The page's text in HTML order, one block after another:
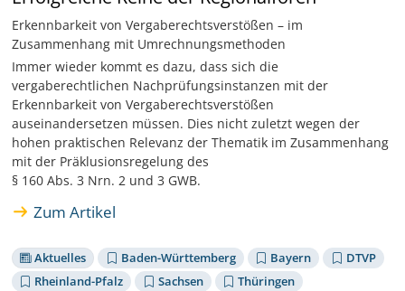
Erkennbarkeit von Vergaberechtsverstößen – im
Zusammenhang mit Umrechnungsmethoden
Immer wieder kommt es dazu, dass sich die
vergaberechtlichen Nachprüfungsinstanzen mit der
Erkennbarkeit von Vergaberechtsverstößen
auseinandersetzen müssen. Dies nicht zuletzt wegen der
hohen praktischen Relevanz der Thematik im Zusammenhang
mit der Präklusionsregelung des
§ 160 Abs. 3 Nrn. 2 und 3 GWB.
Zum Artikel
Aktuelles Baden-Württemberg Bayern
DTVP
Rheinland-Pfalz
Sachsen
Thüringen